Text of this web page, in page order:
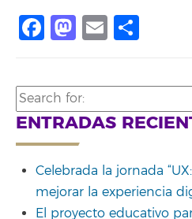
Facebook
Mastodon
Email
Search
for:
ENTRADAS
Celebrada la jornada
mejorar la experiencia
El proyecto educativo